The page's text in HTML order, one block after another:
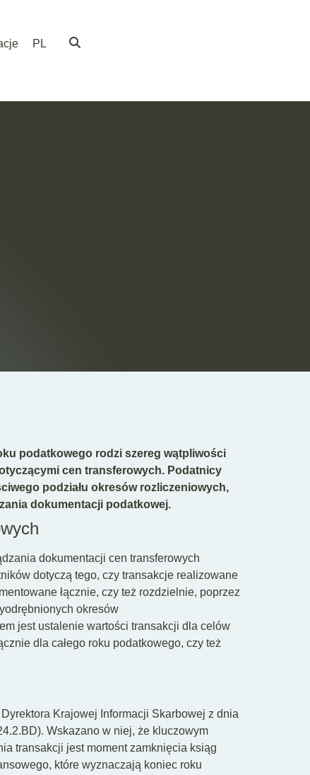
PL
podatkowego rodzi szereg wątpliwości
cen transferowych. Podatnicy
podziału okresów rozliczeniowych,
dokumentacji podatkowej.
dokumentacji cen transferowych
dotyczą tego, czy transakcje realizowane
łącznie, czy też rozdzielnie, poprzez
okresów
jest ustalenie wartości transakcji dla celów
dla całego roku podatkowego, czy też
Krajowej Informacji Skarbowej z dnia
Wskazano w niej, że kluczowym
transakcji jest moment zamknięcia ksiąg
które wyznaczają koniec roku